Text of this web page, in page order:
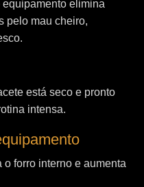
elimina
pelo mau cheiro,
está seco e pronto
intensa.
forro interno e aumenta